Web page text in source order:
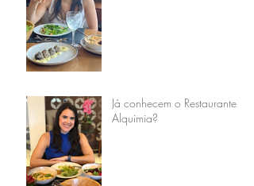
Já conhecem o Restaurante
Alquimia?